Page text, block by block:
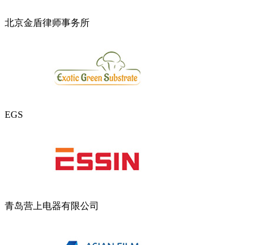
北京金盾律师事务所
EGS
青岛营上电器有限公司